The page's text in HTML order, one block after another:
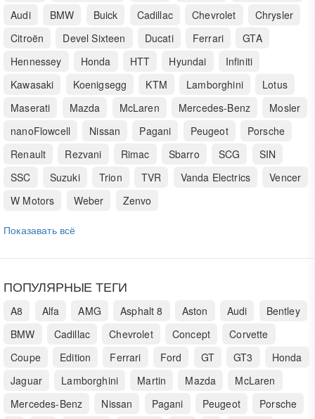
Audi
BMW Buick Cadillac Chevrolet
Chrysler
Citroën
Devel Sixteen Ducati Ferrari
GTA
Hennessey
Honda HTT Hyundai
Infiniti
Kawasaki
Koenigsegg KTM Lamborghini
Lotus
Maserati
Mazda McLaren Mercedes-Benz
Mosler
nanoFlowcell
Nissan Pagani Peugeot
Porsche
Renault
Rezvani Rimac Sbarro SCG
SIN
SSC
Suzuki Trion TVR Vanda Electrics
Vencer
W Motors
Weber Zenvo
Показавать всё
ПОПУЛЯРНЫЕ ТЕГИ
A8 Alfa AMG Asphalt 8 Aston Audi
Bentley
BMW
Cadillac Chevrolet Concept
Corvette
Coupe
Edition Ferrari Ford GT GT3
Honda
Jaguar
Lamborghini Martin Mazda
McLaren
Mercedes-Benz
Nissan Pagani Peugeot Porsche